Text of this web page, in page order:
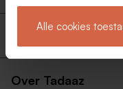
Alle cookies
Over Tadaaz